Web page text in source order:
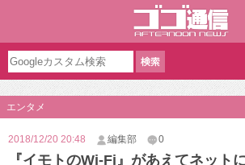
エンタメ
2018/12/20 20:48 編集部 0
『イモトのWi-Fi』があえてネット